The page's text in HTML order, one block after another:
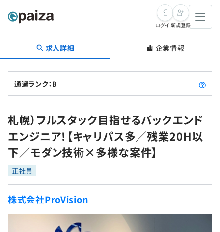
転職・キャリア
転職成功ガイド
転職エージェント
インタビュー
転職成功ガイド
新卒就活
求人検索
本選考
インターン
新卒エージェント
イベント・セミナー
学習
問題集
4択課題
プログラミング言語
ゲーム・マンガ
Tech Team Journal
paizaとは？
ログイン新規登録
求人詳細 企業情報
通過ランク：B
札幌）フルスタック目指せるバックエンド
エンジニア！【キャリパス多／残業20H以
下／モダン技術×多様な案件】
正社員
株式会社ProVision